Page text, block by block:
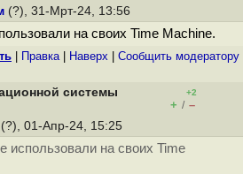
(?), 31-Мрт-24, 13:56
на своих Time Machine.
Правка| Наверх Cообщить модератору
системы
+2
+ / –
(?), 01-Апр-24, 15:25
использовали на своих Time